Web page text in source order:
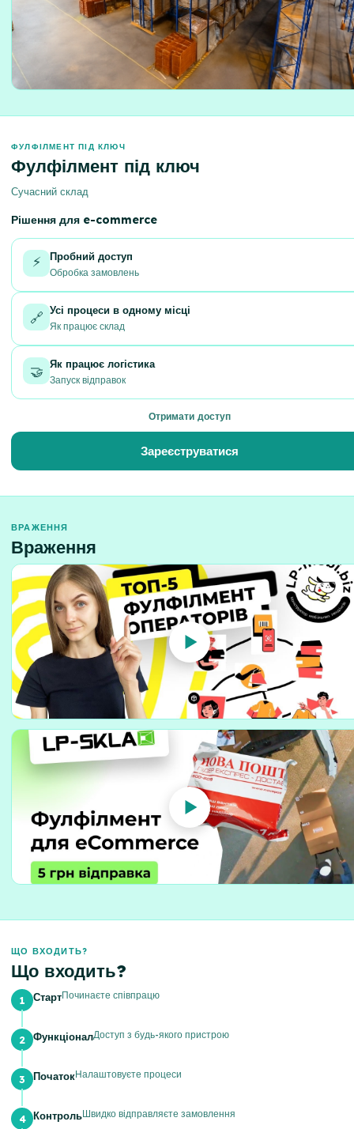
ФУЛФІЛМЕНТ ПІД КЛЮЧ
Фулфілмент під ключ
Сучасний склад
Рішення для e-commerce
⚡ Пробний доступ
Обробка замовлень
🔗 Усі процеси в одному місці
Як працює склад
🤝 Як працює логістика
Запуск відправок
Отримати доступ
Зареєструватися
ВРАЖЕННЯ
Враження
ЩО ВХОДИТЬ?
Що входить?
СтартПочинаєте співпрацю
ФункціоналДоступ з будь-якого пристрою
ПочатокНалаштовуєте процеси
КонтрольШвидко відправляєте замовлення